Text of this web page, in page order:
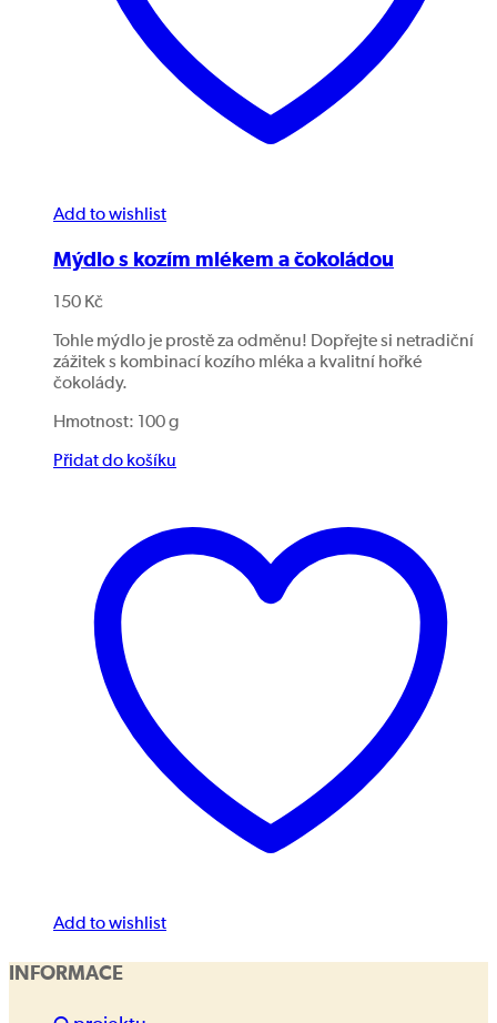
Add to wishlist
Mýdlo s kozím mlékem a čokoládou
150 Kč
Tohle mýdlo je prostě za odměnu! Dopřejte si netradiční
zážitek s kombinací kozího mléka a kvalitní hořké
čokolády.
Hmotnost: 100 g
Přidat do košíku
Add to wishlist
INFORMACE